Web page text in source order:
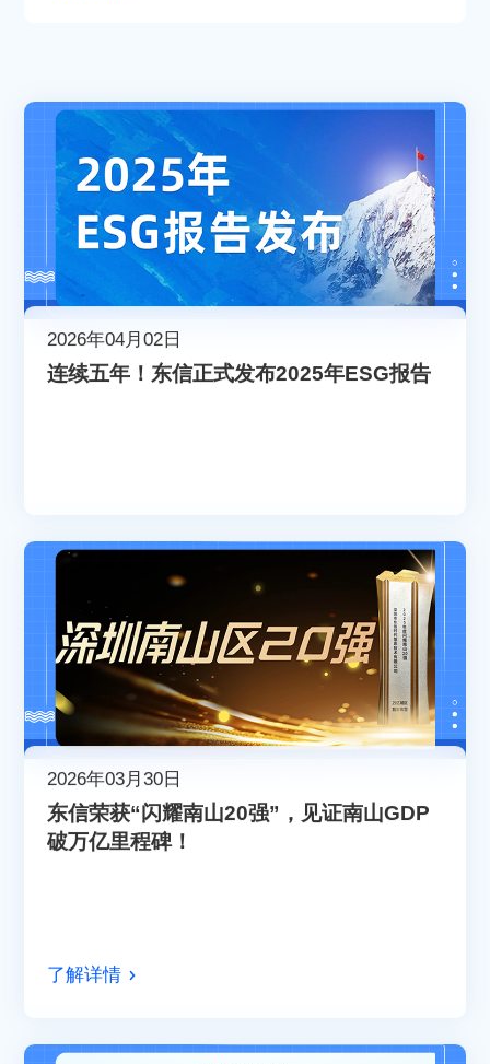
2026年04月02日
连续五年！东信正式发布2025年ESG报告
2026年03月30日
东信荣获“闪耀南山20强”，见证南山GDP
破万亿里程碑！
了解详情